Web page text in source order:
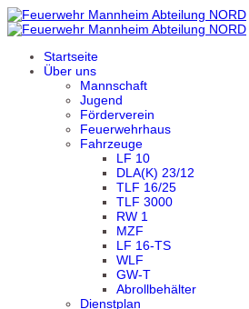
Startseite
Über uns
Mannschaft
Jugend
Förderverein
Feuerwehrhaus
Fahrzeuge
LF 10
DLA(K) 23/12
TLF 16/25
TLF 3000
RW 1
MZF
LF 16-TS
WLF
GW-T
Abrollbehälter
Dienstplan